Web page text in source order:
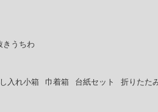
きうちわ
入れ小箱 巾着箱 台紙セット 折りたた